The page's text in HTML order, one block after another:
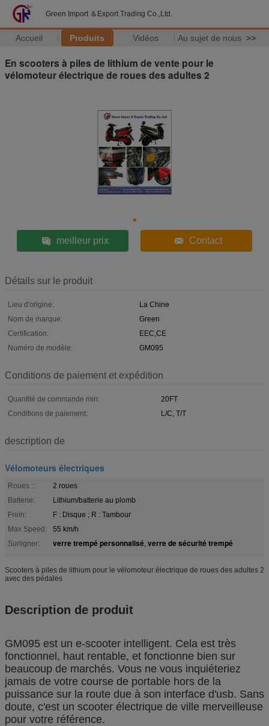
Green Import ＆Export Trading Co.,Ltd.
Accueil Produits Vidéos Au sujet de nous >>
En scooters à piles de lithium de vente pour le
vélomoteur électrique de roues des adultes 2
meilleur prix Contact
Détails sur le produit
Lieu d'origine:
La Chine
Nom de marque:
Green
Certification:
EEC,CE
Numéro de modèle:
GM095
Conditions de paiement et expédition
Quantité de commande min:
20FT
Conditions de paiement:
L/C, T/T
description de
Vélomoteurs électriques
Roues ::
2 roues
Batterie:
Lithium/batterie au plomb
Frein:
F : Disque ; R : Tambour
Max Speed:
55 km/h
Surligner:
verre trempé personnalisé, verre de sécurité trempé
Scooters à piles de lithium pour le vélomoteur électrique de roues des adultes 2
avec des pédales
Description de produit
GM095 est un e-scooter intelligent. Cela est très
fonctionnel, haut rentable, et fonctionne bien sur
beaucoup de marchés. Vous ne vous inquiéteriez
jamais de votre course de portable hors de la
puissance sur la route due à son interface d'usb. Sans
doute, c'est un scooter électrique de ville merveilleuse
pour votre référence.